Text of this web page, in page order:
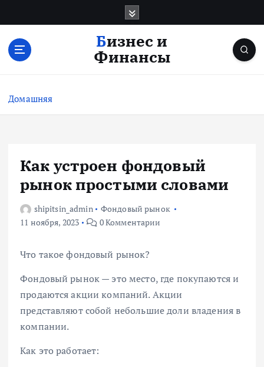
с
Бизнес и
Финансы
Домашняя
Как устроен фондовый
рынок простыми словами
shipitsin_admin
Фондовый рынок
11 ноября, 2023
0 Комментарии
Что такое фондовый рынок?
Фондовый рынок — это место, где покупаются и
продаются акции компаний. Акции
представляют собой небольшие доли владения в
компании.
Как это работает: